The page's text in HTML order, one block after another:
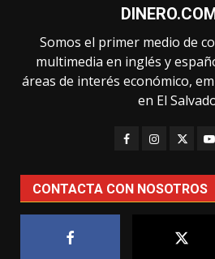
Somos el primer medio de
multimedia en inglés y
áreas de interés económico,
en El
CONTACTA CON NOSOTROS